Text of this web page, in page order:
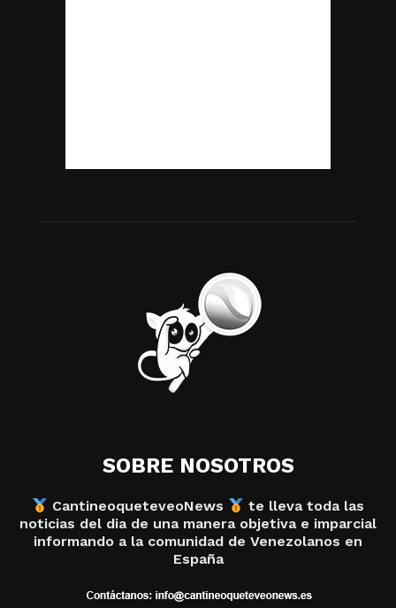
SOBRE NOSOTROS
CantineoqueteveoNews
te lleva toda las
noticias del dia de una manera objetiva e imparcial
informando a la comunidad de Venezolanos en
España